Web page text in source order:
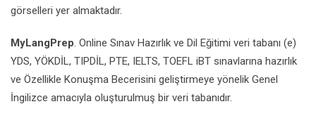
görselleri yer almaktadır.
MyLangPrep. Online Sınav Hazırlık ve Dil Eğitimi veri tabanı (e)
YDS, YÖKDİL, TIPDİL, PTE, IELTS, TOEFL iBT sınavlarına hazırlık
ve Özellikle Konuşma Becerisini geliştirmeye yönelik Genel
İngilizce amacıyla oluşturulmuş bir veri tabanıdır.